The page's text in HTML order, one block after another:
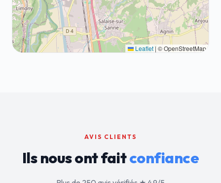
Leaflet | © OpenStreetMap
AVIS CLIENTS
Ils nous ont faitconfiance